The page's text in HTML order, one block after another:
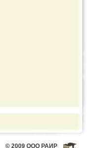
© 2009 ООО РАИР